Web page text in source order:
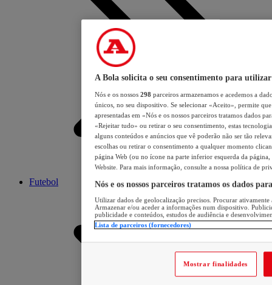
Futebol
A Bola solicita o seu consentimento para utilizar
Nós e os nossos 298 parceiros armazenamos e acedemos a
únicos, no seu dispositivo. Se selecionar «Aceito», permite
apresentadas em «Nós e os nossos parceiros tratamos dados
«Rejeitar tudo» ou retirar o seu consentimento, estas
alguns conteúdos e anúncios que vê poderão não ser tão
escolhas ou retirar o consentimento a qualquer momento
página Web (ou no ícone na parte inferior esquerda da página,
Website. Para mais informação, consulte a nossa política de
Nós e os nossos parceiros tratamos os dados
Utilizar dados de geolocalização precisos. Procurar
Armazenar e/ou aceder a informações num dispositivo.
publicidade e conteúdos, estudos de audiência e
Lista de parceiros (fornecedores)
Mostrar finalidades